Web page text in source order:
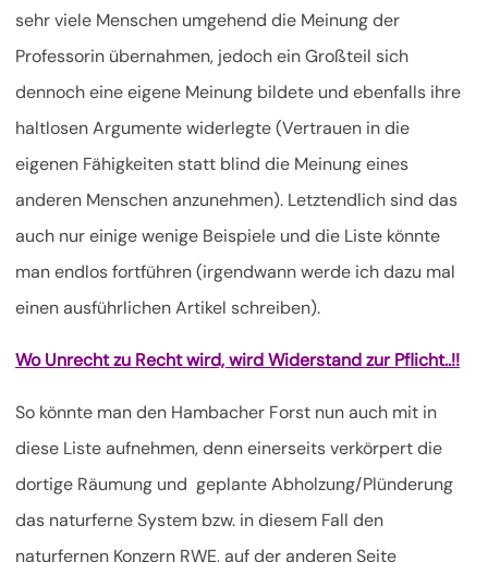
sehr viele Menschen umgehend die Meinung der
Professorin übernahmen, jedoch ein Großteil sich
dennoch eine eigene Meinung bildete und ebenfalls ihre
haltlosen Argumente widerlegte (Vertrauen in die
eigenen Fähigkeiten statt blind die Meinung eines
anderen Menschen anzunehmen). Letztendlich sind das
auch nur einige wenige Beispiele und die Liste könnte
man endlos fortführen (irgendwann werde ich dazu mal
einen ausführlichen Artikel schreiben).
Wo Unrecht zu Recht wird, wird Widerstand zur Pflicht..!!
So könnte man den Hambacher Forst nun auch mit in
diese Liste aufnehmen, denn einerseits verkörpert die
dortige Räumung und geplante Abholzung/Plünderung
das naturferne System bzw. in diesem Fall den
naturfernen Konzern RWE, auf der anderen Seite